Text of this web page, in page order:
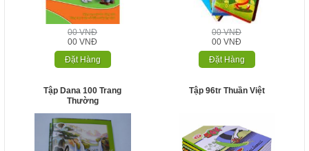
00 VNĐ
00 VNĐ
Đặt Hàng
00 VNĐ
00 VNĐ
Đặt Hàng
Tập Dana 100 Trang
Thường
Tập 96tr Thuần Việt